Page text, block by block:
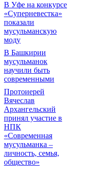
В Уфе на конкурсе
«Суперневестка»
показали
мусульманскую
моду
В Башкирии
мусульманок
научили быть
современными
Протоиерей
Вячеслав
Архангельский
принял участие в
НПК
«Современная
мусульманка –
личность, семья,
общество»